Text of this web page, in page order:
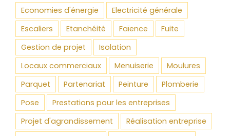
Economies d'énergie
Electricité générale
Escaliers
Etanchéité Faïence
Fuite
Gestion de projet
Isolation
Locaux commerciaux
Menuiserie
Moulures
Parquet
Partenariat Peinture
Plomberie
Pose
Prestations pour les entreprises
Projet d'agrandissement
Réalisation entreprise